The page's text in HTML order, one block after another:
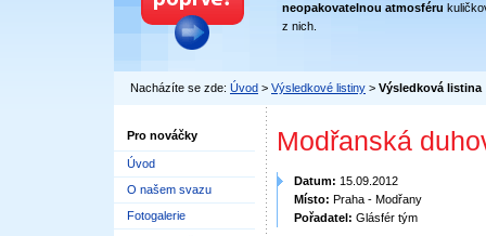
neopakovatelnou atmosféru
z nich.
Nacházíte se zde: Úvod > Výsledkové listiny > Výsledková listina
Pro nováčky
Úvod
O našem svazu
Fotogalerie
Modřanská
Datum: 15.09.2012
Místo: Praha - Modřany
Pořadatel: Glásfér tým